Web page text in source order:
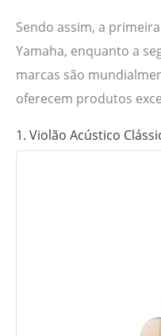
Sendo assim, a
Yamaha, enquanto a
marcas são
oferecem produtos
1. Violão Acústico